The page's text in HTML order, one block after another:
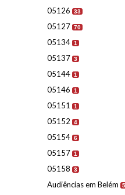
05126 33
05127 70
05134 1
05137 3
05144 1
05146 1
05151 1
05152 4
05154 6
05157 1
05158 3
Audiências em Belém